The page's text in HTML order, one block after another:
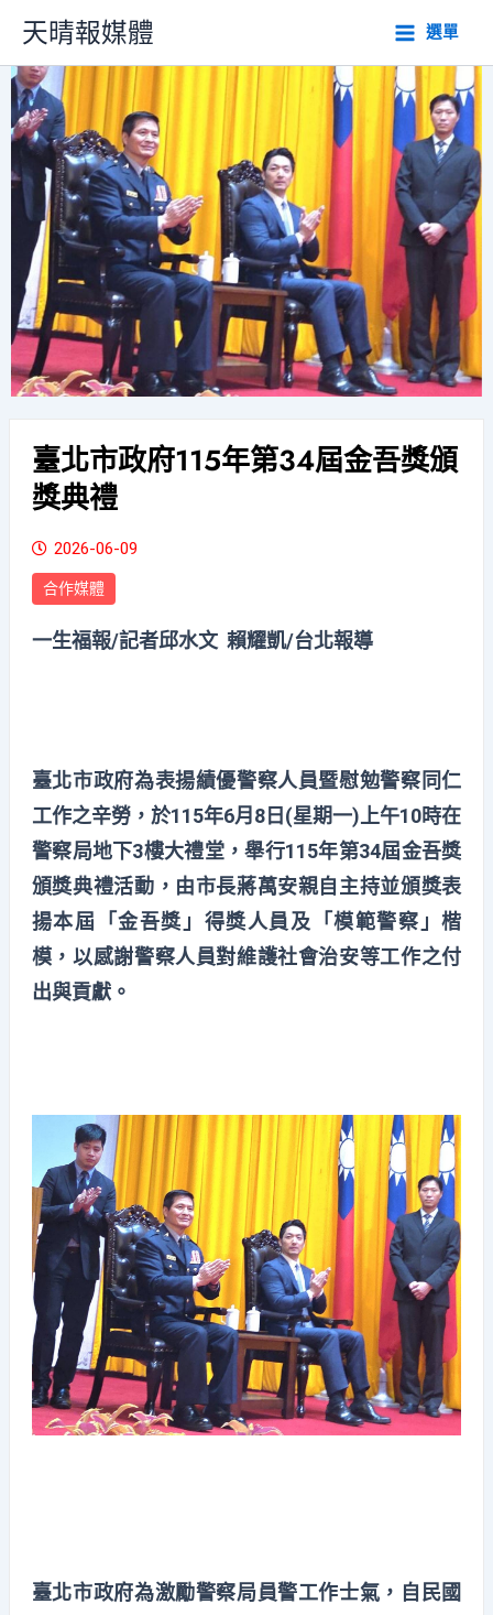
主
要
內
容
天晴報媒體 選單
臺北市政府115年第34屆金吾獎頒
獎典禮
2026-06-09
合作媒體
一生福報/記者邱水文 賴耀凱/台北報導
臺北市政府為表揚績優警察人員暨慰勉警察同仁
工作之辛勞，於115年6月8日(星期一)上午10時在
警察局地下3樓大禮堂，舉行115年第34屆金吾獎
頒獎典禮活動，由市長蔣萬安親自主持並頒獎表
揚本屆「金吾獎」得獎人員及「模範警察」楷
模，以感謝警察人員對維護社會治安等工作之付
出與貢獻。
臺北市政府為激勵警察局員警工作士氣，自民國